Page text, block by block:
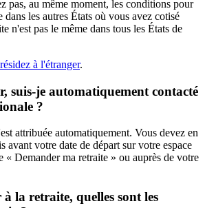
pas, au même moment, les conditions pour
dans les autres États où vous avez cotisé
n'est pas le même dans tous les États de
résidez à l'étranger.
suis-je automatiquement contacté
?
attribuée automatiquement. Vous devez en
avant votre date de départ sur votre espace
« Demander ma retraite » ou auprès de votre
la retraite, quelles sont les